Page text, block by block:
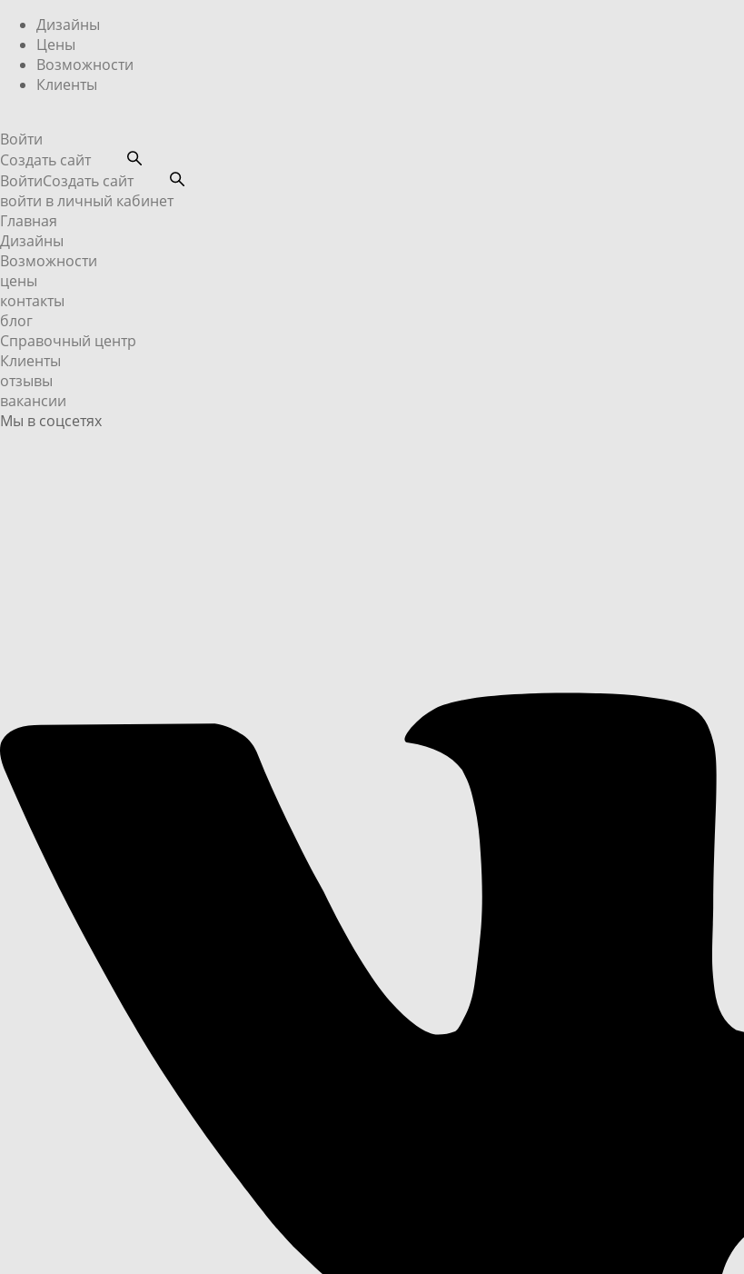
Дизайны
Цены
Возможности
Клиенты
Войти
Создать сайт
ВойтиСоздать сайт
войти в личный кабинет
Главная
Дизайны
Возможности
цены
контакты
блог
Справочный центр
Клиенты
отзывы
вакансии
Мы в соцсетях